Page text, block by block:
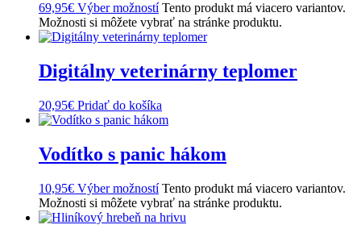
69,95€ Výber možností Tento produkt má viacero variantov.
Možnosti si môžete vybrať na stránke produktu.
Digitálny veterinárny teplomer
20,95€ Pridať do košíka
Vodítko s panic hákom
10,95€ Výber možností Tento produkt má viacero variantov.
Možnosti si môžete vybrať na stránke produktu.